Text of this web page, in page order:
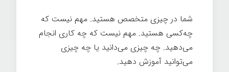
شما در چیزی متخصص هستید. مهم نیست که
چه‌کسی هستید. مهم نیست که چه کاری انجام
می‌دهید. چه چیزی می‌دانید یا چه چیزی
می‌توانید آموزش دهید.